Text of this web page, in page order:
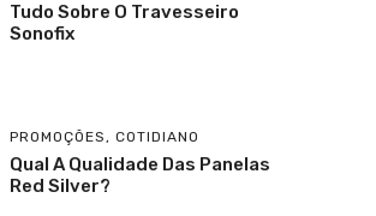
Tudo Sobre O Travesseiro
Sonofix
PROMOÇÕES , COTIDIANO
Qual A Qualidade Das Panelas
Red Silver?